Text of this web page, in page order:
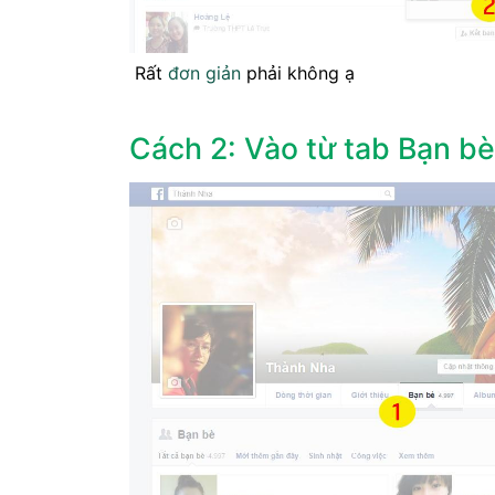
Rất đơn giản phải không ạ
Cách 2: Vào từ tab Bạn bè